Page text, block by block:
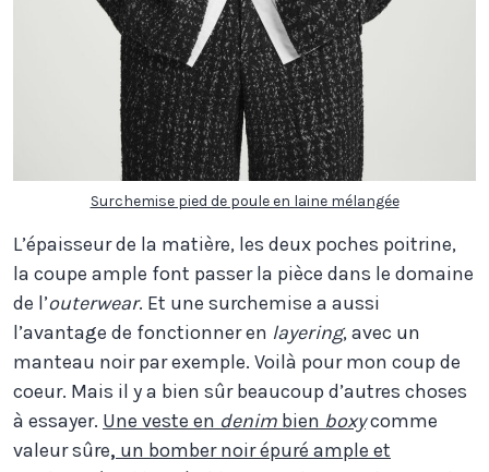
Surchemise pied de poule en laine mélangée
L’épaisseur de la matière, les deux poches poitrine,
la coupe ample font passer la pièce dans le domaine
de l’outerwear. Et une surchemise a aussi
l’avantage de fonctionner en layering, avec un
manteau noir par exemple. Voilà pour mon coup de
coeur. Mais il y a bien sûr beaucoup d’autres choses
à essayer. Une veste en denim bien boxycomme
valeur sûre, un bomber noir épuré ample et